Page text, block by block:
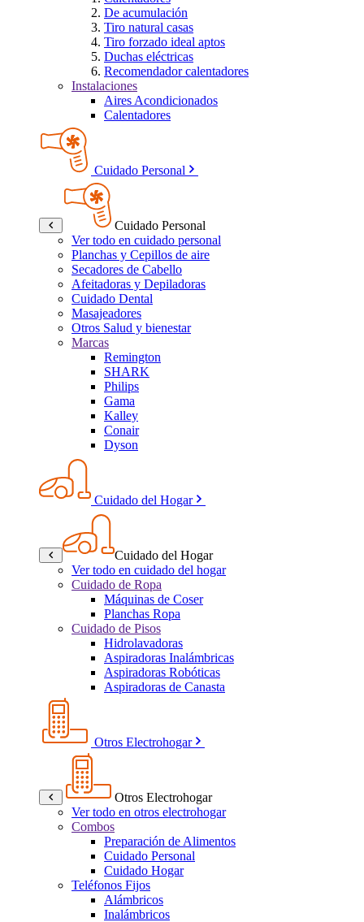
De acumulación
Tiro natural casas
Tiro forzado ideal aptos
Duchas eléctricas
Recomendador calentadores
Instalaciones
Aires Acondicionados
Calentadores
Cuidado Personal
Cuidado Personal
Ver todo en cuidado personal
Planchas y Cepillos de aire
Secadores de Cabello
Afeitadoras y Depiladoras
Cuidado Dental
Masajeadores
Otros Salud y bienestar
Marcas
Remington
SHARK
Philips
Gama
Kalley
Conair
Dyson
Cuidado del Hogar
Cuidado del Hogar
Ver todo en cuidado del hogar
Cuidado de Ropa
Máquinas de Coser
Planchas Ropa
Cuidado de Pisos
Hidrolavadoras
Aspiradoras Inalámbricas
Aspiradoras Robóticas
Aspiradoras de Canasta
Otros Electrohogar
Otros Electrohogar
Ver todo en otros electrohogar
Combos
Preparación de Alimentos
Cuidado Personal
Cuidado Hogar
Teléfonos Fijos
Alámbricos
Inalámbricos